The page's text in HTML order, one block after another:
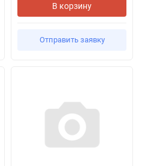
В корзину
Отправить заявку